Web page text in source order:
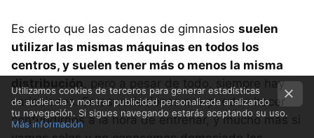
Es cierto que las cadenas de gimnasios suelen
utilizar las mismas máquinas en todos los
centros, y suelen tener más o menos la misma
distribución , pero a pesar de todo, siempre hay
variaciones. Estas variaciones nos pueden hacer
confundirnos a la hora de entrenar, y mucho más si
Utilizamos cookies de terceros para generar estadísticas
de audiencia y mostrar publicidad personalizada analizando
tu navegación. Si sigues navegando estarás aceptando su uso.
Más información